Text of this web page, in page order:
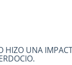
HIZO UNA